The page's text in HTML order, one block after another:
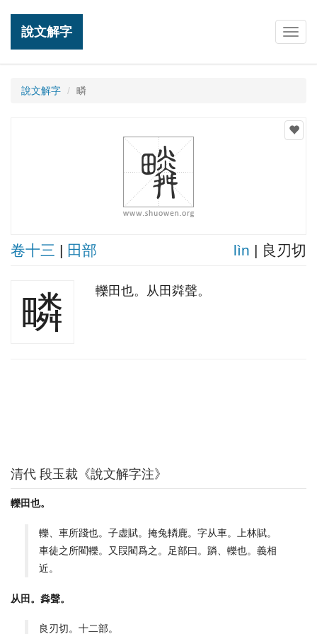
說文解字
說文解字 疄
卷十三 | 田部 lìn | 良刃切
疄 轢田也。从田粦聲。
清代 段玉裁《說文解字注》
轢田也。
轢、車所踐也。子虚賦。掩兔轔鹿。字从車。上林賦。
車徒之所閵轢。又叚閵爲之。足部曰。蹸、轢也。義相
近。
从田。㷠聲。
良刃切。十二部。